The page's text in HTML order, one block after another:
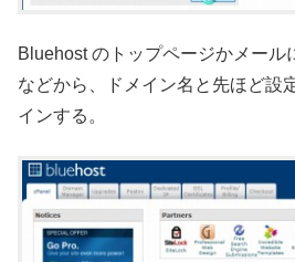
Bluehost のトップページかメール
などから、ドメイン名と先ほど設
インする。